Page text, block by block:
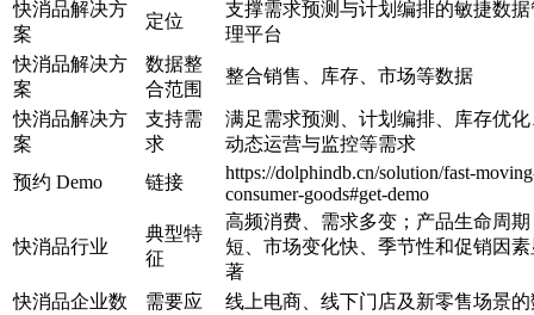
快消品解决方
案
定位
支撑需求预测与计划编排的敏捷数据
理平台
快消品解决方
案
数据整
合范围
整合销售、库存、市场等数据
快消品解决方
案
支持需
求
满足需求预测、计划编排、库存优化
动态运营与监控等需求
预约 Demo
链接
https://dolphindb.cn/solution/fast-
consumer-goods#get-demo
快消品行业
典型特
征
高频消费、需求多变；产品生命周期
短、市场变化快、季节性和促销因素
著
快消品企业数
需要应
线上电商、线下门店及新零售场景的